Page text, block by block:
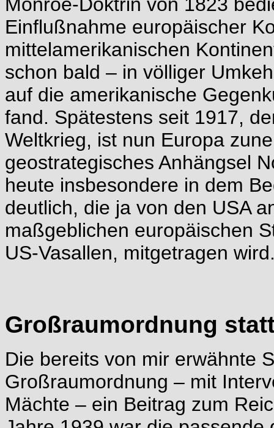
Einflußnahme europäischer
mittelamerikanischen
schon bald – in völliger
auf die amerikanische
fand. Spätestens seit 1917,
Weltkrieg, ist nun Europa
geostrategisches Anhängsel
heute insbesondere in dem
deutlich, die ja von den USA
maßgeblichen europäischen
US-Vasallen, mitgetragen
Großraumordnung
Die bereits von mir erwähnte
Großraumordnung – mit
Mächte – ein Beitrag zum